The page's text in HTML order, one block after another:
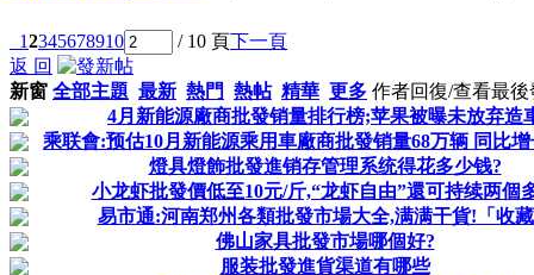
12345678910 / 10 頁下一頁
返 回
新窗 全部主題 最新 熱門 熱帖 精華 更多 作者回復/查看最後
4月新能源廠商批發销量排行榜;苹果被曝未放弃造
乘联會:预估10月新能源乘用車廠商批發销量68万辆 同比
燈具燈飾批發進销存管理系统得花多少钱?
小龙虾批發價低至10元/斤,“龙虾自由”還可持续两個
易市通:河南郑州各類批發市場大全,满满干貨!「收
佛山家具批發市場哪個好?
服装批發進貨渠道有哪些